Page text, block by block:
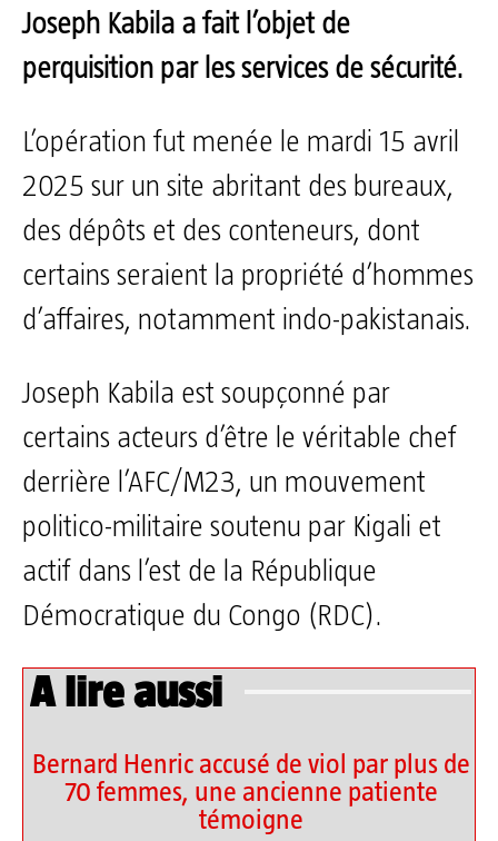
Joseph Kabila a fait l’objet de
perquisition par les services de sécurité.
L’opération fut menée le mardi 15 avril
2025 sur un site abritant des bureaux,
des dépôts et des conteneurs, dont
certains seraient la propriété d’hommes
d’affaires, notamment indo-pakistanais.
Joseph Kabila est soupçonné par
certains acteurs d’être le véritable chef
derrière l’AFC/M23, un mouvement
politico-militaire soutenu par Kigali et
actif dans l’est de la République
Démocratique du Congo (RDC).
A lire aussi
Bernard Henric accusé de viol par plus de
70 femmes, une ancienne patiente
témoigne